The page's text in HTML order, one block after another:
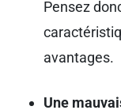
Pensez
avantages.
Une